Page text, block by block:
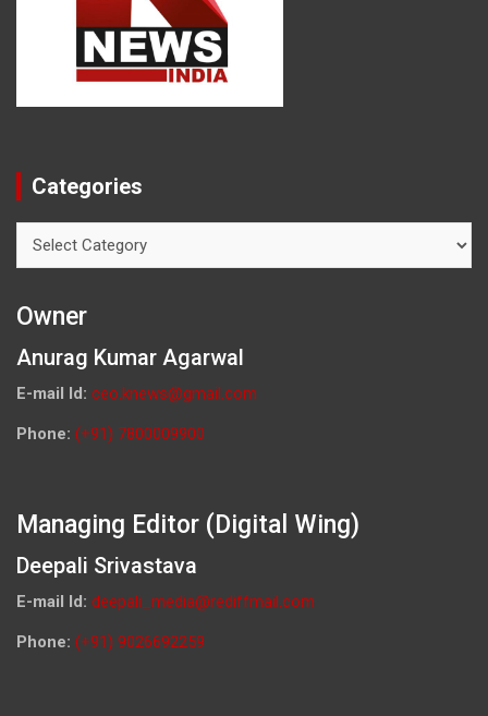
Categories
Owner
Anurag Kumar Agarwal
E-mail Id: ceo.knews@gmail.com
Phone: (+91) 7800009900
Managing Editor (Digital Wing)
Deepali Srivastava
E-mail Id: deepali_media@rediffmail.com
Phone: (+91) 9026692259